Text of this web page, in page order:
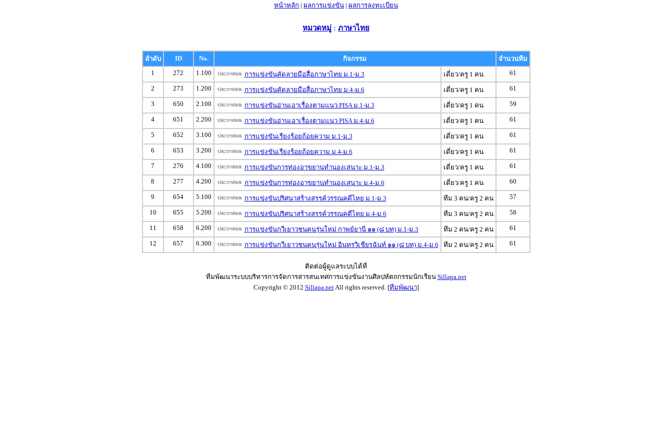
หน้าหลัก | ผลการแข่งขัน | ผลการลงทะเบียน
หมวดหมู่ : ภาษาไทย
ลำดับ ID No. กิจกรรม
จำนวนทีม
1
272 1.100 การแข่งขันคัดลายมือสื่อภาษาไทย ม.1-ม.3 เดี่ยว/ครู 1 คน 61
2 273 1.200 การแข่งขันคัดลายมือสื่อภาษาไทย ม.4-ม.6 เดี่ยว/ครู 1 คน 61
3 650 2.100 การแข่งขันอ่านเอาเรื่องตามแนว PISA ม.1-ม.3 เดี่ยว/ครู 1 คน 59
4 651 2.200 การแข่งขันอ่านเอาเรื่องตามแนว PISA ม.4-ม.6 เดี่ยว/ครู 1 คน 61
5 652 3.100 การแข่งขันเรียงร้อยถ้อยความ ม.1-ม.3 เดี่ยว/ครู 1 คน 61
6 653 3.200 การแข่งขันเรียงร้อยถ้อยความ ม.4-ม.6 เดี่ยว/ครู 1 คน 61
7 276 4.100 การแข่งขันการท่องอาขยานทำนองเสนาะ ม.1-ม.3 เดี่ยว/ครู 1 คน 61
8 277 4.200 การแข่งขันการท่องอาขยานทำนองเสนาะ ม.4-ม.6 เดี่ยว/ครู 1 คน 60
9 654 5.100 การแข่งขันปริศนาสร้างสรรค์วรรณคดีไทย ม.1-ม.3 ทีม 3 คน/ครู 2 คน 57
10 655 5.200 การแข่งขันปริศนาสร้างสรรค์วรรณคดีไทย ม.4-ม.6 ทีม 3 คน/ครู 2 คน 58
11 658 6.200 การแข่งขันกวีเยาวชนคนรุ่นใหม่ กาพย์ยานี ๑๑ (๘ บท) ม.1-ม.3 ทีม 2 คน/ครู 2 คน 61
12 657 6.300 การแข่งขันกวีเยาวชนคนรุ่นใหม่ อินทรวิเชียรฉันท์ ๑๑ (๘ บท) ม.4-ม.6 ทีม 2 คน/ครู 2 คน 61
ติดต่อผู้ดูแลระบบได้ที่
ทีมพัฒนาระบบบริหารการจัดการสารสนเทศการแข่งขันงานศิลปหัตถกรรมนักเรียน Sillapa.net
Copyright © 2012 Sillapa.netAll rights reserved. [ทีมพัฒนา]